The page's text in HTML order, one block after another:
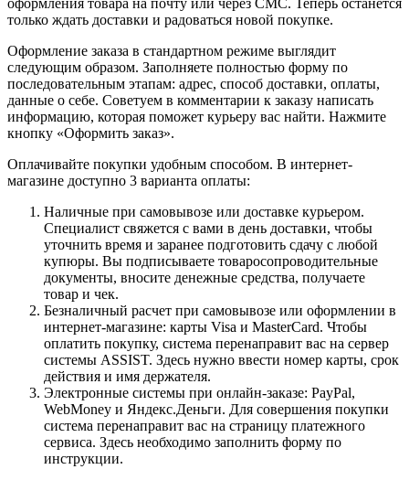
только ждать доставки и радоваться новой покупке.
Оформление заказа в стандартном режиме выглядит
следующим образом. Заполняете полностью форму по
последовательным этапам: адрес, способ доставки, оплаты,
данные о себе. Советуем в комментарии к заказу написать
информацию, которая поможет курьеру вас найти. Нажмите
кнопку «Оформить заказ».
Оплачивайте покупки удобным способом. В интернет-
магазине доступно 3 варианта оплаты:
Наличные при самовывозе или доставке курьером.
Специалист свяжется с вами в день доставки, чтобы
уточнить время и заранее подготовить сдачу с любой
купюры. Вы подписываете товаросопроводительные
документы, вносите денежные средства, получаете
товар и чек.
Безналичный расчет при самовывозе или оформлении в
интернет-магазине: карты Visa и MasterCard. Чтобы
оплатить покупку, система перенаправит вас на сервер
системы ASSIST. Здесь нужно ввести номер карты, срок
действия и имя держателя.
Электронные системы при онлайн-заказе: PayPal,
WebMoney и Яндекс.Деньги. Для совершения покупки
система перенаправит вас на страницу платежного
сервиса. Здесь необходимо заполнить форму по
инструкции.